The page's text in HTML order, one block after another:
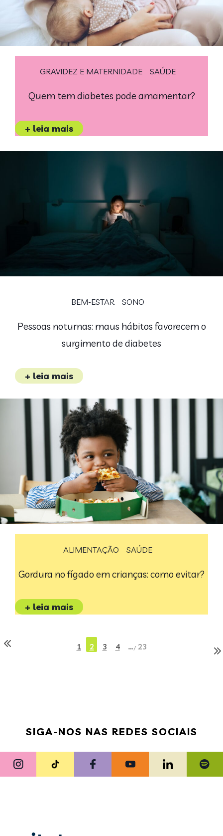
GRAVIDEZ E MATERNIDADE SAÚDE
Quem tem diabetes pode amamentar?
+ leia mais
BEM-ESTAR SONO
Pessoas noturnas: maus hábitos favorecem o
surgimento de diabetes
+ leia mais
ALIMENTAÇÃO SAÚDE
Gordura no fígado em crianças: como evitar?
+ leia mais
1 2 3 4 …/ 23
SIGA-NOS NAS REDES SOCIAIS